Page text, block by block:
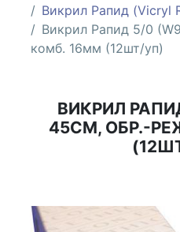
Викрил Рапид (Vicryl
Викрил Рапид 5/0
комб. 16мм (12шт/уп)
ВИКРИЛ
45СМ, ОБР.-